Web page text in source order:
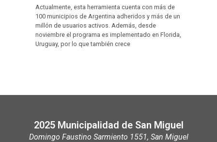
Actualmente, esta herramienta cuenta con más de
100 municipios de Argentina adheridos y más de un
millón de usuarios activos. Además, desde
noviembre el programa es implementado en Florida,
Uruguay, por lo que también crece
2025 Municipalidad de San Miguel
Domingo Faustino Sarmiento 1551, San Miguel